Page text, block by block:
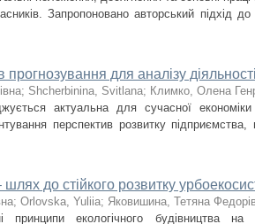
Запропоновано авторський підхід
прогнозування для аналізу
; Shcherbinina, Svitlana; Климко, Олена
актуальна для сучасної
перспектив розвитку
до стійкого розвитку
; Orlovska, Yuliia; Яковишина, Тетяна
принципи екологічного будівництва